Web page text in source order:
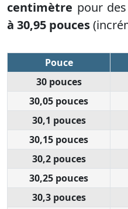
centimètre pour
à 30,95 pouces
Pouce
30 pouces
30,05 pouces
30,1 pouces
30,15 pouces
30,2 pouces
30,25 pouces
30,3 pouces